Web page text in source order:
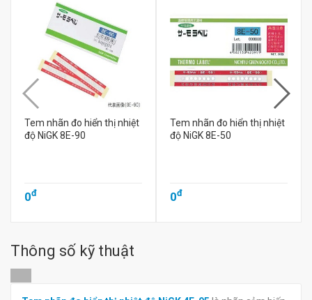
Tem nhãn đo hiển thị nhiệt
độ NiGK 8E-90
0đ
Tem nhãn đo hiển thị nhiệt
độ NiGK 8E-50
0đ
Thông số kỹ thuật